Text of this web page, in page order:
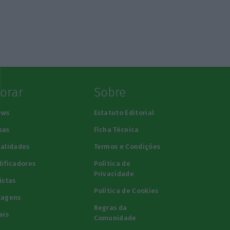
Sobre
Estatuto Editorial
Ficha Técnica
Termos e Condições
Política de
Privacidade
Política de Cookies
Regras da
Comunidade